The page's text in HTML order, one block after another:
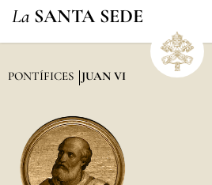
La SANTA SEDE
PONTÍFICES JUAN VI